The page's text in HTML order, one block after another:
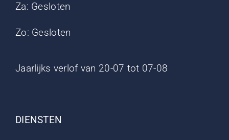
Za: Gesloten
Zo: Gesloten
Jaarlijks verlof van 20-07 tot 07-08
DIENSTEN